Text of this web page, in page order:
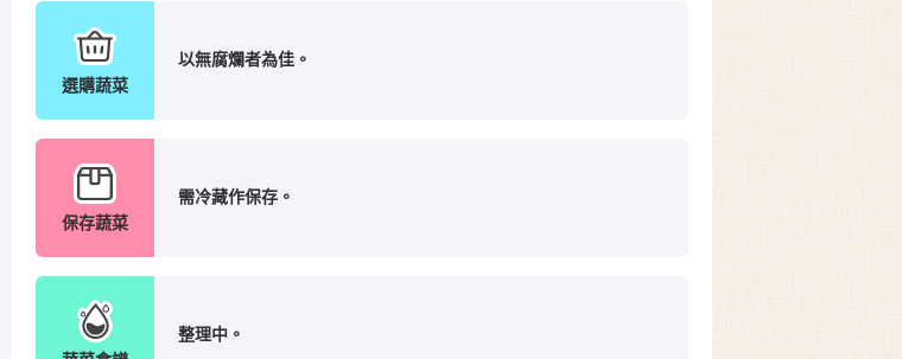
選購蔬菜
以無腐爛者為佳。
保存蔬菜
需冷藏作保存。
整理中。